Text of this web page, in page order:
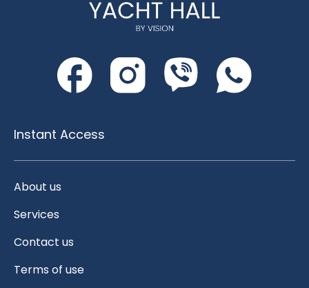
Instant Access
About us
Services
Contact us
Terms of use